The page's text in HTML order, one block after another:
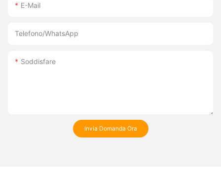
E-Mail
Telefono/WhatsApp
Soddisfare
Invia Domanda Ora